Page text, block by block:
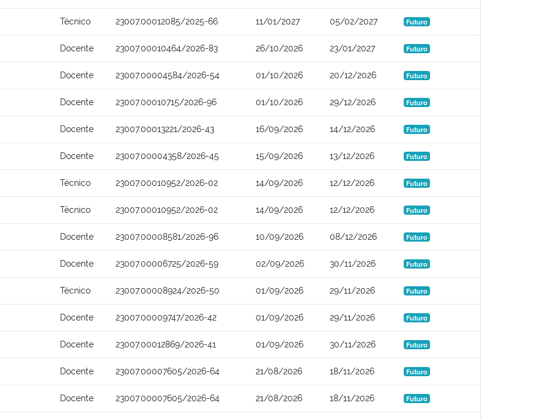
Técnico 23007.00012085/2025-66 11/01/2027 05/02/2027 Futuro
Docente 23007.00010464/2026-83 26/10/2026 23/01/2027 Futuro
Docente 23007.00004584/2026-54 01/10/2026 20/12/2026 Futuro
Docente 23007.00010715/2026-96 01/10/2026 29/12/2026 Futuro
Docente 23007.00013221/2026-43 16/09/2026 14/12/2026 Futuro
Docente 23007.00004358/2026-45 15/09/2026 13/12/2026 Futuro
Técnico 23007.00010952/2026-02 14/09/2026 12/12/2026 Futuro
Técnico 23007.00010952/2026-02 14/09/2026 12/12/2026 Futuro
Docente 23007.00008581/2026-96 10/09/2026 08/12/2026 Futuro
Docente 23007.00006725/2026-59 02/09/2026 30/11/2026 Futuro
Técnico 23007.00008924/2026-50 01/09/2026 29/11/2026 Futuro
Docente 23007.00009747/2026-42 01/09/2026 29/11/2026 Futuro
Docente 23007.00012869/2026-41 01/09/2026 30/11/2026 Futuro
Docente 23007.00007605/2026-64 21/08/2026 18/11/2026 Futuro
Docente 23007.00007605/2026-64 21/08/2026 18/11/2026 Futuro